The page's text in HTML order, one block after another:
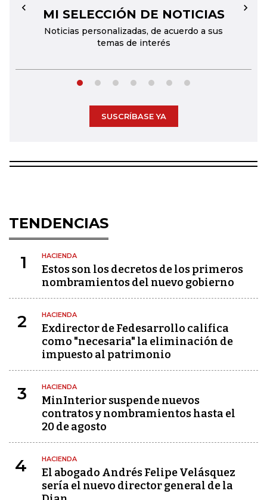
MI SELECCIÓN DE NOTICIAS
Noticias personalizadas, de acuerdo a sus
temas de interés
← →
SUSCRÍBASE YA
TENDENCIAS
1 HACIENDA
Estos son los decretos de los primeros
nombramientos del nuevo gobierno
2 HACIENDA
Exdirector de Fedesarrollo califica
como "necesaria" la eliminación de
impuesto al patrimonio
3 HACIENDA
MinInterior suspende nuevos
contratos y nombramientos hasta el
20 de agosto
4 HACIENDA
El abogado Andrés Felipe Velásquez
sería el nuevo director general de la